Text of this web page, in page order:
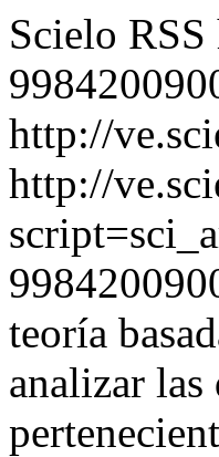
Scielo RSS
http://
http://
teoría
analizar las